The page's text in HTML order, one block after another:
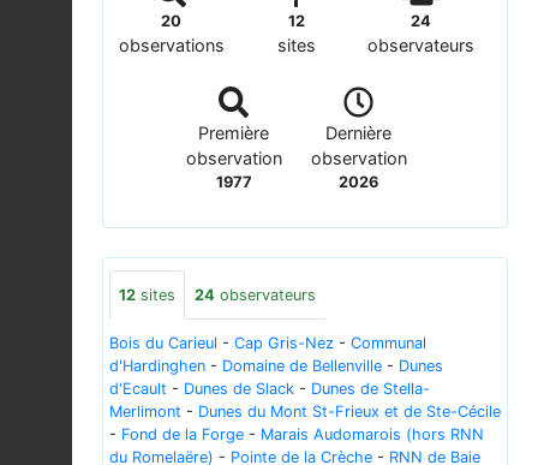
20
observations
12
sites
24
observateurs
Première
observation
1977
Dernière
observation
2026
12 sites 24 observateurs
Bois du Carieul - Cap Gris-Nez - Communal
d'Hardinghen - Domaine de Bellenville - Dunes
d'Ecault - Dunes de Slack - Dunes de Stella-
Merlimont - Dunes du Mont St-Frieux et de Ste-Cécile
- Fond de la Forge - Marais Audomarois (hors RNN
du Romelaëre) - Pointe de la Crèche - RNN de Baie